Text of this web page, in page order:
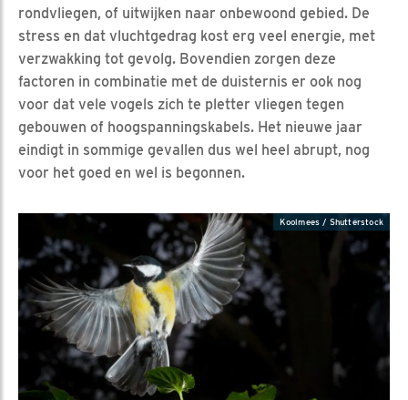
rondvliegen, of uitwijken naar onbewoond gebied. De
stress en dat vluchtgedrag kost erg veel energie, met
verzwakking tot gevolg. Bovendien zorgen deze
factoren in combinatie met de duisternis er ook nog
voor dat vele vogels zich te pletter vliegen tegen
gebouwen of hoogspanningskabels. Het nieuwe jaar
eindigt in sommige gevallen dus wel heel abrupt, nog
voor het goed en wel is begonnen.
Koolmees / Shutterstock